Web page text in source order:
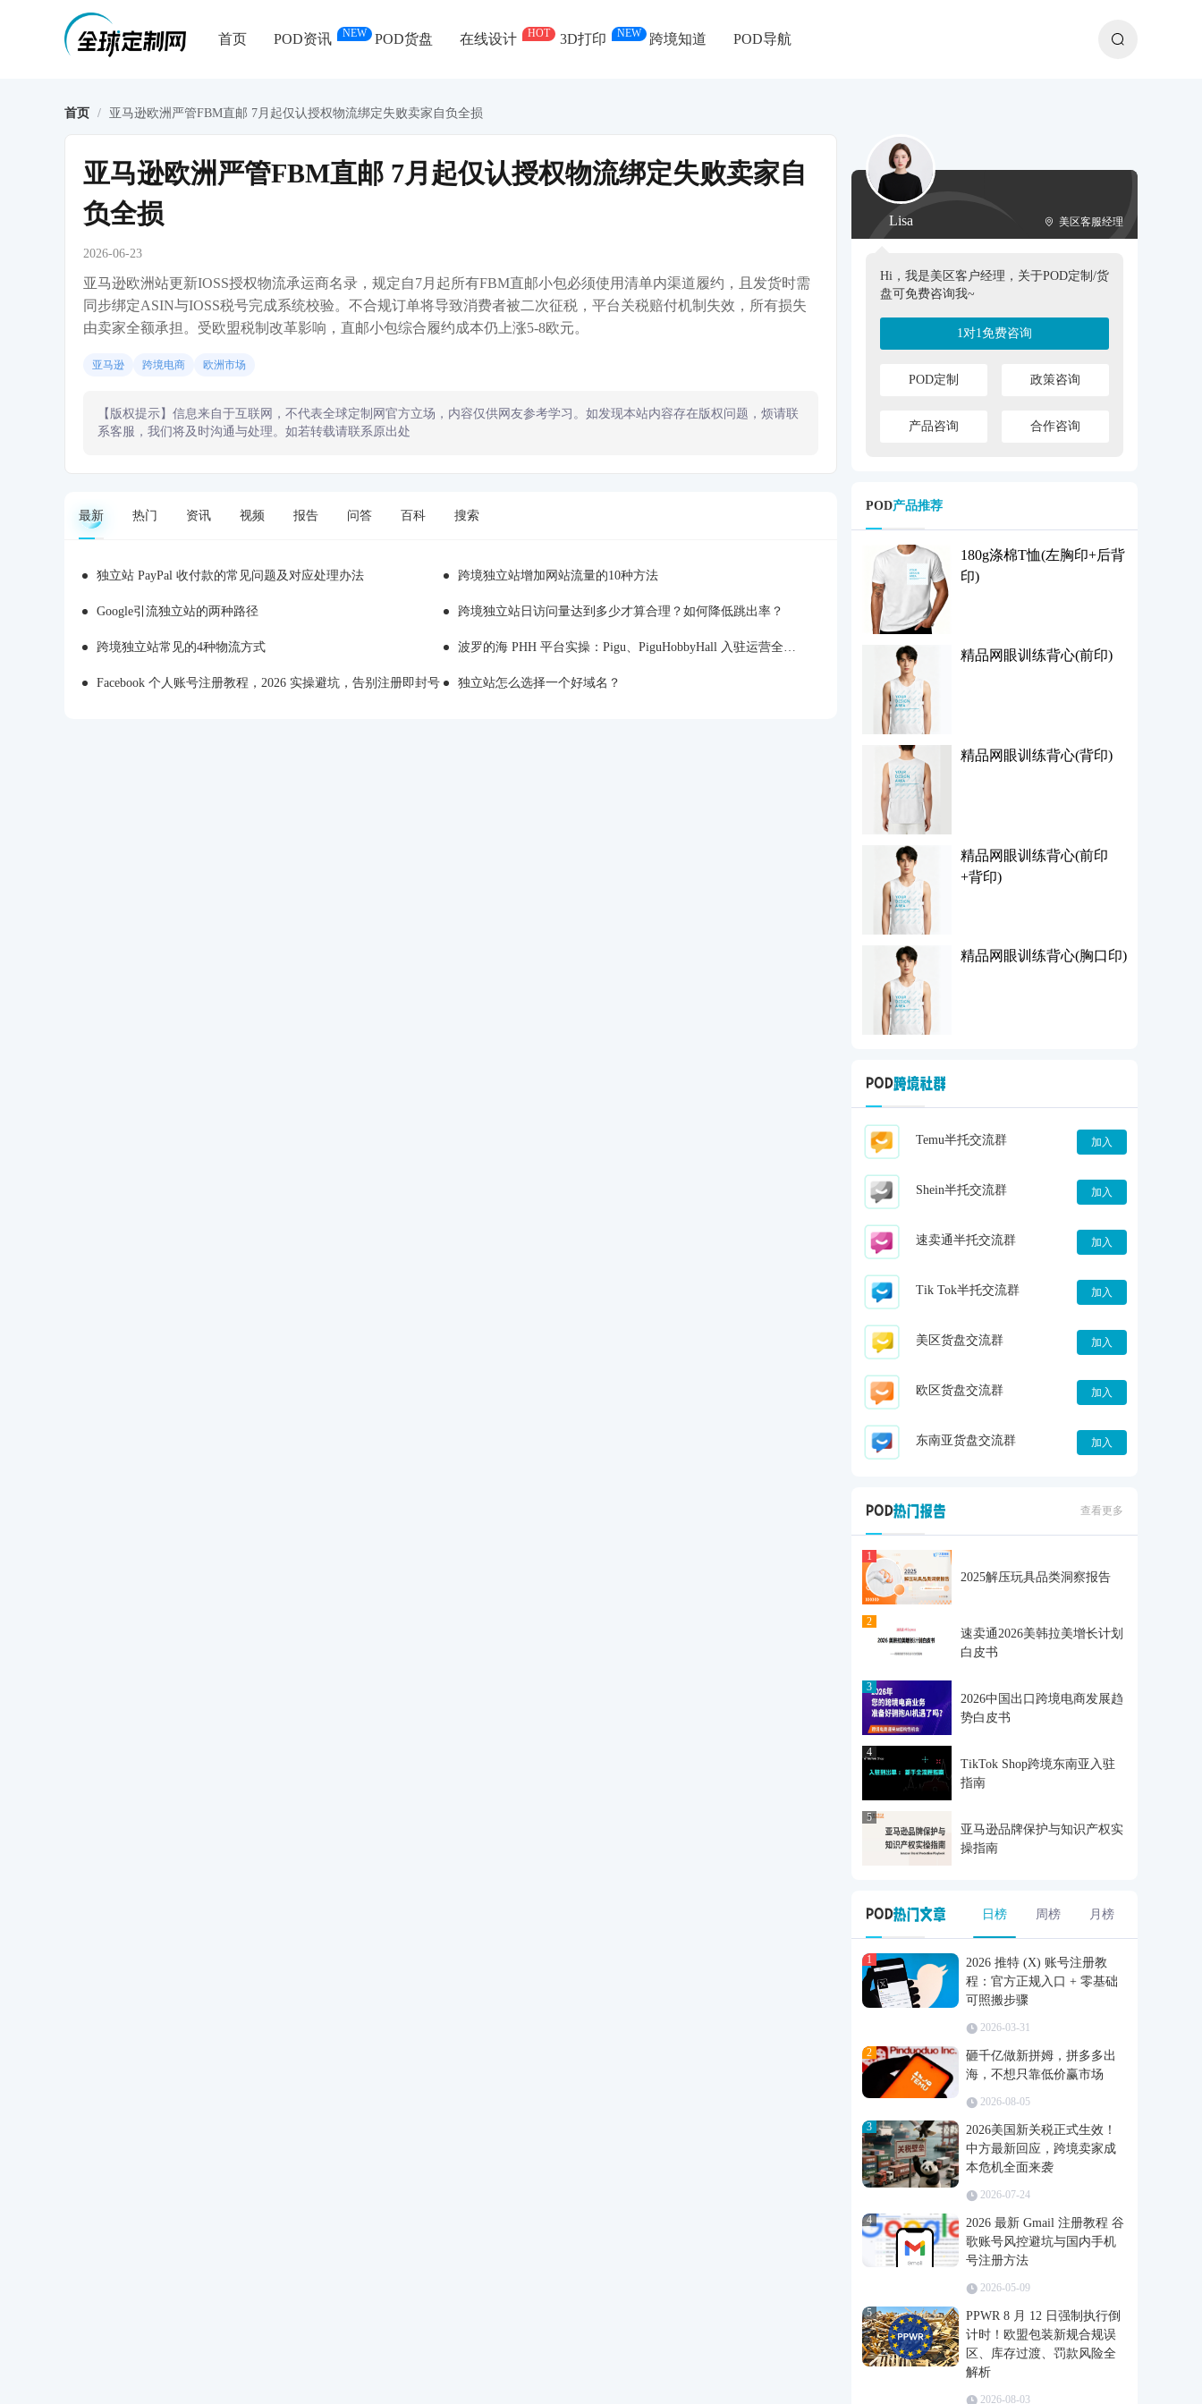
首页 POD资讯 NEW POD货盘 在线设计 HOT 3D打印 NEW 跨境知道 POD导航
首页 / 亚马逊欧洲严管FBM直邮 7月起仅认授权物流绑定失败卖家自负全损
亚马逊欧洲严管FBM直邮 7月起仅认授权物流绑定失败卖家自
负全损
2026-06-23
亚马逊欧洲站更新IOSS授权物流承运商名录，规定自7月起所有FBM直邮小包必须使用清单内渠道履约，且发货时需
同步绑定ASIN与IOSS税号完成系统校验。不合规订单将导致消费者被二次征税，平台关税赔付机制失效，所有损失
由卖家全额承担。受欧盟税制改革影响，直邮小包综合履约成本仍上涨5-8欧元。
亚马逊 跨境电商 欧洲市场
【版权提示】信息来自于互联网，不代表全球定制网官方立场，内容仅供网友参考学习。如发现本站内容存在版权问题，烦请联
系客服，我们将及时沟通与处理。如若转载请联系原出处
最新 热门 资讯 视频 报告 问答 百科 搜索
独立站 PayPal 收付款的常见问题及对应处理办法 跨境独立站增加网站流量的10种方法
Google引流独立站的两种路径 跨境独立站日访问量达到多少才算合理？如何降低跳出率？
跨境独立站常见的4种物流方式 波罗的海 PHH 平台实操：Pigu、PiguHobbyHall 入驻运营全解析
Facebook 个人账号注册教程，2026 实操避坑，告别注册即封号 独立站怎么选择一个好域名？
Lisa 美区客服经理
Hi，我是美区客户经理，关于POD定制/货
盘可免费咨询我~
1对1免费咨询
POD定制 政策咨询
产品咨询 合作咨询
POD产品推荐
180g涤棉T恤(左胸印+后背
印)
精品网眼训练背心(前印)
精品网眼训练背心(背印)
精品网眼训练背心(前印
+背印)
精品网眼训练背心(胸口印)
Temu半托交流群 加入
Shein半托交流群 加入
速卖通半托交流群 加入
Tik Tok半托交流群 加入
美区货盘交流群 加入
欧区货盘交流群 加入
东南亚货盘交流群 加入
查看更多
1
2025解压玩具品类洞察报告
2
速卖通2026美韩拉美增长计划
白皮书
3
2026中国出口跨境电商发展趋
势白皮书
4
TikTok Shop跨境东南亚入驻
指南
5
亚马逊品牌保护与知识产权实
操指南
日榜 周榜 月榜
1
2026 推特 (X) 账号注册教
程：官方正规入口 + 零基础
可照搬步骤
2026-03-31
2
砸千亿做新拼姆，拼多多出
海，不想只靠低价赢市场
2026-08-05
3
2026美国新关税正式生效！
中方最新回应，跨境卖家成
本危机全面来袭
2026-07-24
4
2026 最新 Gmail 注册教程 谷
歌账号风控避坑与国内手机
号注册方法
2026-05-09
5
PPWR 8 月 12 日强制执行倒
计时！欧盟包装新规合规误
区、库存过渡、罚款风险全
解析
2026-08-03